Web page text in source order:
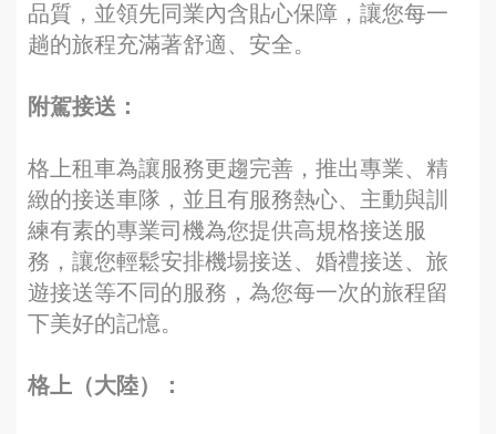
品質，並領先同業內含貼心保障，讓您每一
趟的旅程充滿著舒適、安全。
附駕接送：
格上租車為讓服務更趨完善，推出專業、精
緻的接送車隊，並且有服務熱心、主動與訓
練有素的專業司機為您提供高規格接送服
務，讓您輕鬆安排機場接送、婚禮接送、旅
遊接送等不同的服務，為您每一次的旅程留
下美好的記憶。
格上（大陸）：